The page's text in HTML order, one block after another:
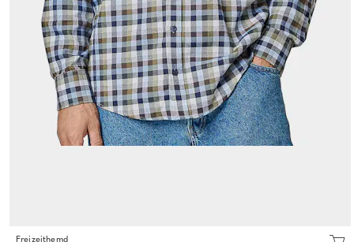
Freizeithemd